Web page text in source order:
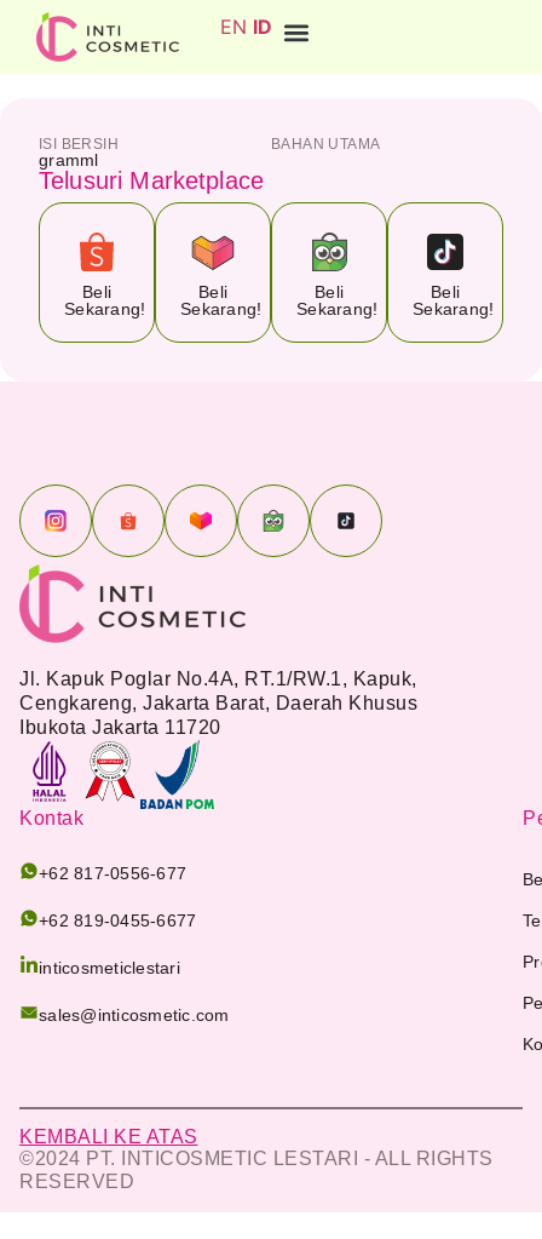
EN ID
ISI BERSIH
gramml
BAHAN UTAMA
Telusuri Marketplace
Beli
Sekarang!
Beli
Sekarang!
Beli
Sekarang!
Beli
Sekarang!
Jl. Kapuk Poglar No.4A, RT.1/RW.1, Kapuk,
Cengkareng, Jakarta Barat, Daerah Khusus
Ibukota Jakarta 11720
Kontak
+62 817-0556-677
+62 819-0455-6677
inticosmeticlestari
sales@inticosmetic.com
KEMBALI KE ATAS
©2024 PT. INTICOSMETIC LESTARI - ALL RIGHTS
RESERVED